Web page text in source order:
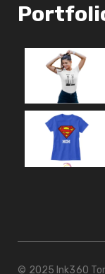
© 2025 Ink360